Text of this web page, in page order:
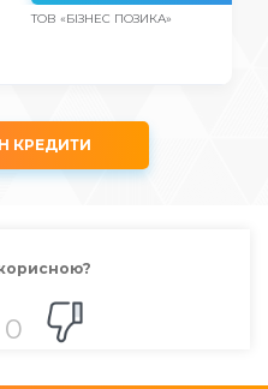
ТОВ «БІЗНЕС ПОЗИКА»
КРЕДИТИ
0